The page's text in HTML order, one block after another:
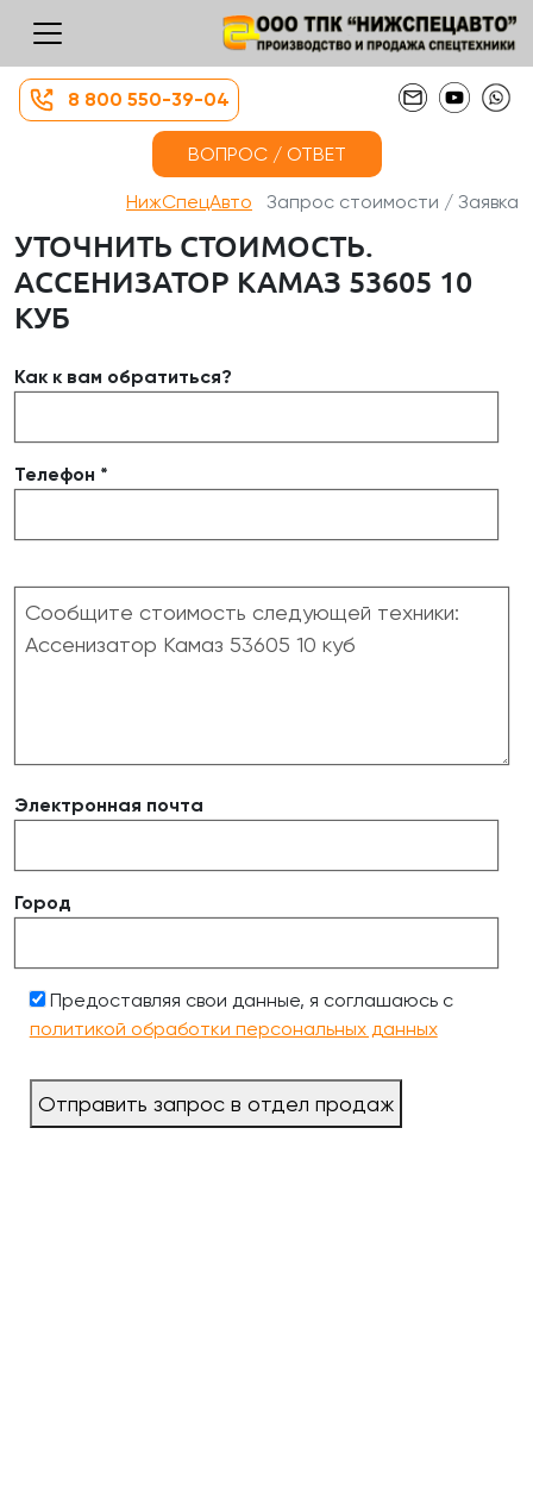
8 800 550-39-04
ВОПРОС / ОТВЕТ
НижСпецАвто Запрос стоимости / Заявка
УТОЧНИТЬ СТОИМОСТЬ.
АССЕНИЗАТОР КАМАЗ 53605 10
КУБ
Как к вам обратиться?
Телефон *
Электронная почта
Город
Предоставляя свои данные, я соглашаюсь с
политикой обработки персональных данных
Отправить запрос в отдел продаж